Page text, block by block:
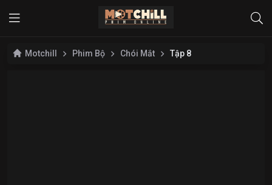
Motchill Phim Bộ Chói Mắt Tập 8